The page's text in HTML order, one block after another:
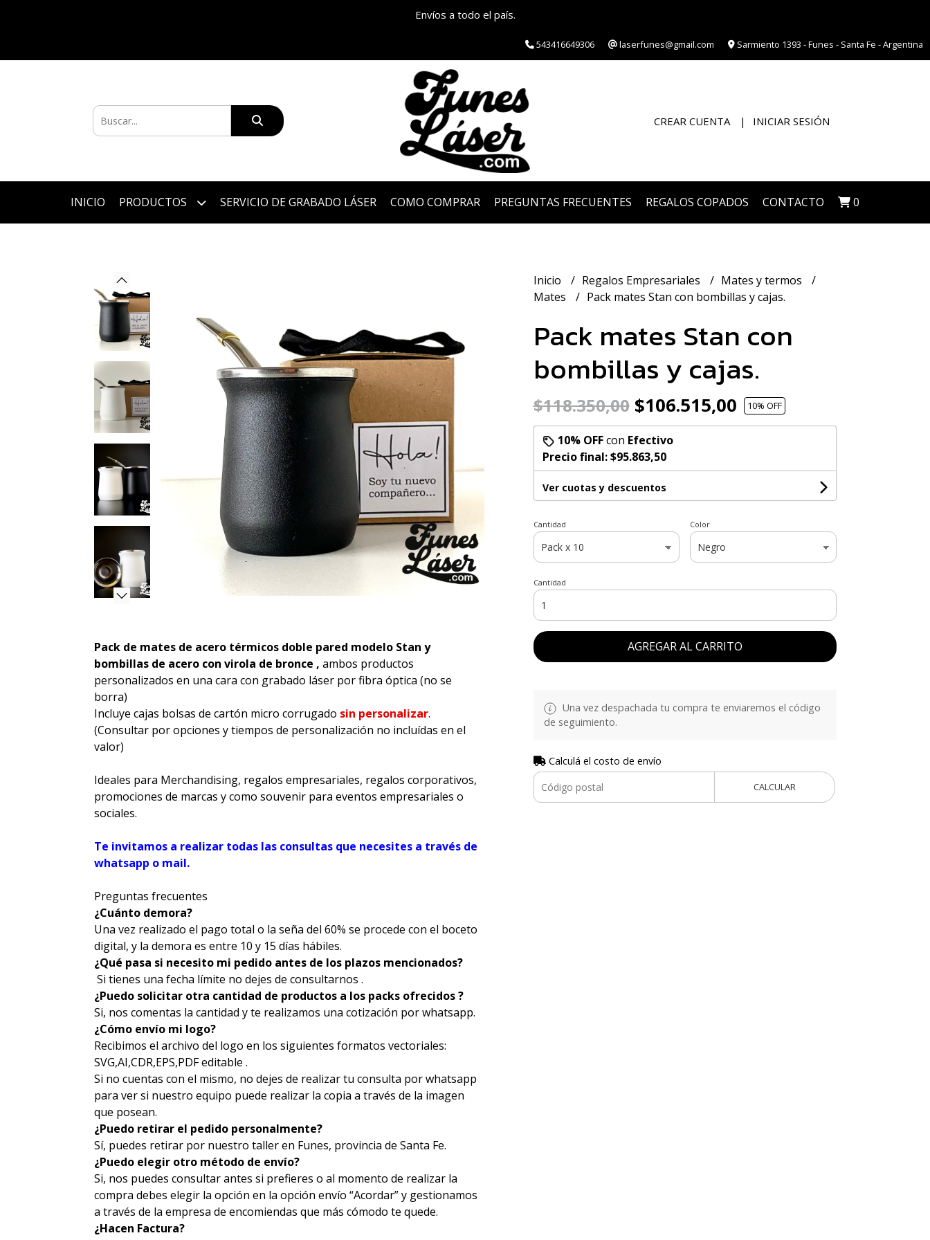
Envíos a todo el país.
543416649306 laserfunes@gmail.com Sarmiento 1393 - Funes - Santa Fe - Argentina
CREAR CUENTA INICIAR SESIÓN
INICIO PRODUCTOS SERVICIO DE GRABADO LÁSER COMO COMPRAR PREGUNTAS FRECUENTES REGALOS COPADOS CONTACTO 0
Pack de mates de acero térmicos doble pared modelo Stan y
bombillas de acero con virola de bronce , ambos productos
personalizados en una cara con grabado láser por fibra óptica (no se
borra)
Incluye cajas bolsas de cartón micro corrugado sin personalizar.
(Consultar por opciones y tiempos de personalización no incluídas en el
valor)
Ideales para Merchandising, regalos empresariales, regalos corporativos,
promociones de marcas y como souvenir para eventos empresariales o
sociales.
Te invitamos a realizar todas las consultas que necesites a través de
whatsapp o mail.
Preguntas frecuentes
¿Cuánto demora?
Una vez realizado el pago total o la seña del 60% se procede con el boceto
digital, y la demora es entre 10 y 15 días hábiles.
¿Qué pasa si necesito mi pedido antes de los plazos mencionados?
Si tienes una fecha límite no dejes de consultarnos .
¿Puedo solicitar otra cantidad de productos a los packs ofrecidos ?
Si, nos comentas la cantidad y te realizamos una cotización por whatsapp.
¿Cómo envío mi logo?
Recibimos el archivo del logo en los siguientes formatos vectoriales:
SVG,AI,CDR,EPS,PDF editable .
Si no cuentas con el mismo, no dejes de realizar tu consulta por whatsapp
para ver si nuestro equipo puede realizar la copia a través de la imagen
que posean.
¿Puedo retirar el pedido personalmente?
Sí, puedes retirar por nuestro taller en Funes, provincia de Santa Fe.
¿Puedo elegir otro método de envío?
Si, nos puedes consultar antes si prefieres o al momento de realizar la
compra debes elegir la opción en la opción envío “Acordar” y gestionamos
a través de la empresa de encomiendas que más cómodo te quede.
¿Hacen Factura?
Inicio Regalos Empresariales
Mates y termos
Mates
Pack mates Stan con bombillas y cajas.
Pack mates Stan con
bombillas y cajas.
$118.350,00$106.515,00 10% OFF
10% OFFcon Efectivo
Precio final:$95.863,50
Ver cuotas y descuentos
Cantidad Color
Cantidad
AGREGAR AL CARRITO
Una vez despachada tu compra te enviaremos el código
de seguimiento.
Calculá el costo de envío
CALCULAR